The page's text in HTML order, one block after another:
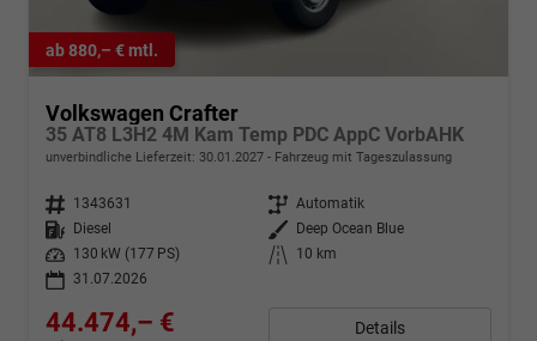
ab 880,– € mtl.
Volkswagen Crafter
35 AT8 L3H2 4M Kam Temp PDC AppC VorbAHK
unverbindliche Lieferzeit: 30.01.2027 Fahrzeug mit Tageszulassung
Fahrzeugnr. 1343631 Getriebe Automatik
Kraftstoff
Diesel Außenfarbe
Deep Ocean Blue
Leistung
130 kW (177 PS) Kilometerstand
10 km
31.07.2026
44.474,– € Details